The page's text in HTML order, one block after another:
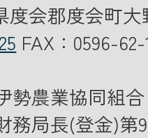
度会郡度会町
FAX：0596-62-
勢農業協同組合
務局長(登金)第